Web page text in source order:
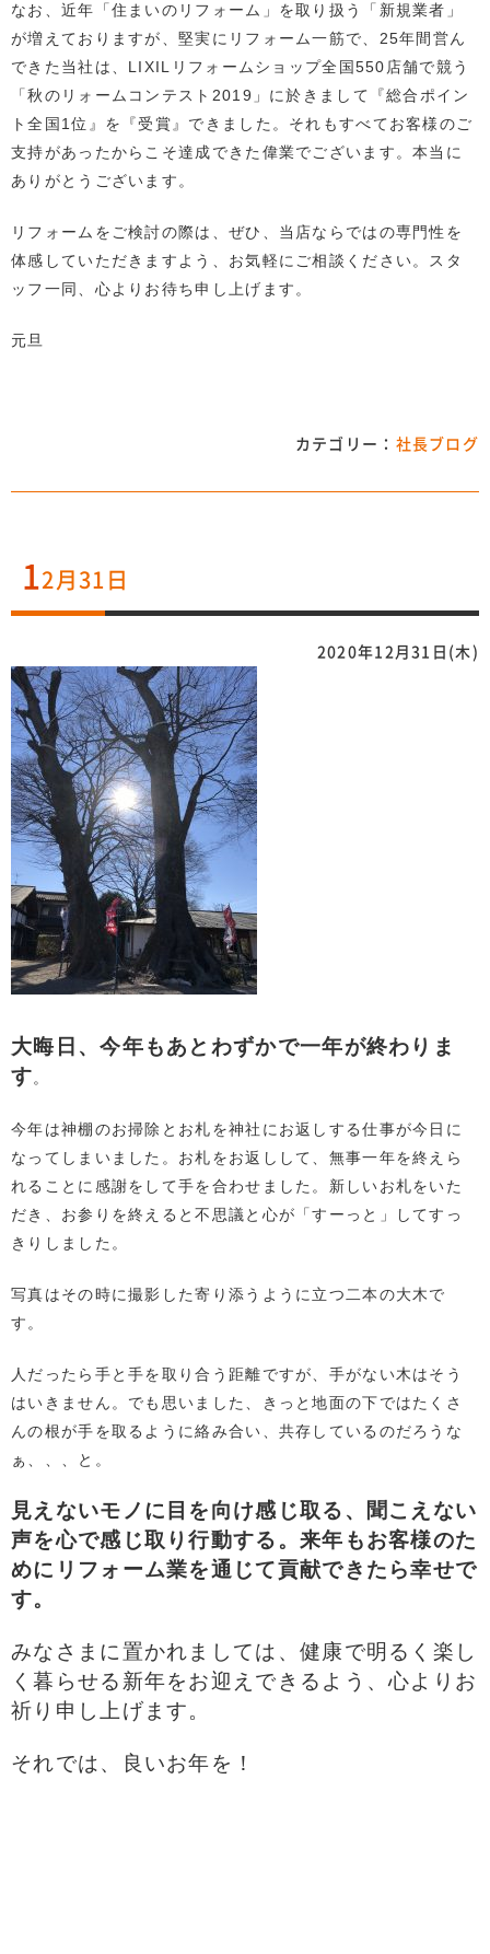
なお、近年「住まいのリフォーム」を取り扱う「新規業者」
が増えておりますが、堅実にリフォーム一筋で、25年間営ん
できた当社は、LIXILリフォームショップ全国550店舗で競う
「秋のリォームコンテスト2019」に於きまして『総合ポイン
ト全国1位』を『受賞』できました。それもすべてお客様のご
支持があったからこそ達成できた偉業でございます。本当に
ありがとうございます。
リフォームをご検討の際は、ぜひ、当店ならではの専門性を
体感していただきますよう、お気軽にご相談ください。スタ
ッフ一同、心よりお待ち申し上げます。
元旦
カテゴリー： 社長ブログ
1 2月31日
2020年12月31日(木)
大晦日、今年もあとわずかで一年が終わりま
す。
今年は神棚のお掃除とお札を神社にお返しする仕事が今日に
なってしまいました。お札をお返しして、無事一年を終えら
れることに感謝をして手を合わせました。新しいお札をいた
だき、お参りを終えると不思議と心が「すーっと」してすっ
きりしました。
写真はその時に撮影した寄り添うように立つ二本の大木で
す。
人だったら手と手を取り合う距離ですが、手がない木はそう
はいきません。でも思いました、きっと地面の下ではたくさ
んの根が手を取るように絡み合い、共存しているのだろうな
ぁ、、、と。
見えないモノに目を向け感じ取る、聞こえない
声を心で感じ取り行動する。来年もお客様のた
めにリフォーム業を通じて貢献できたら幸せで
す。
みなさまに置かれましては、健康で明るく楽し
く暮らせる新年をお迎えできるよう、心よりお
祈り申し上げます。
それでは、良いお年を！